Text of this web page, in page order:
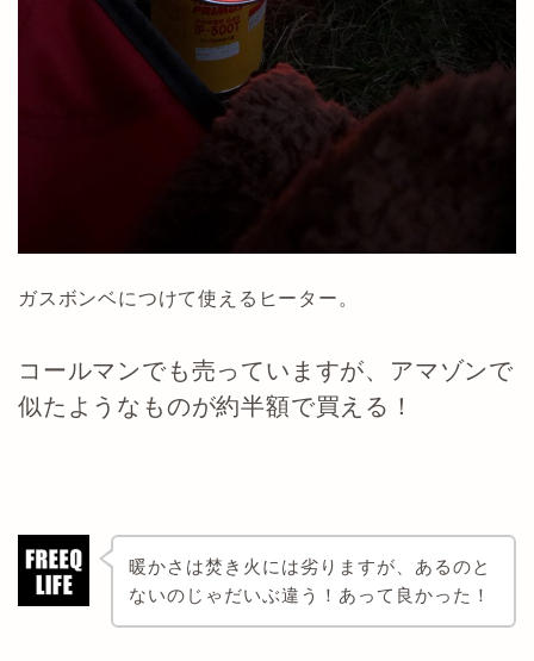
ガスボンベにつけて使えるヒーター。
コールマンでも売っていますが、アマゾンで
似たようなものが約半額で買える！
暖かさは焚き火には劣りますが、あるのと
ないのじゃだいぶ違う！あって良かった！